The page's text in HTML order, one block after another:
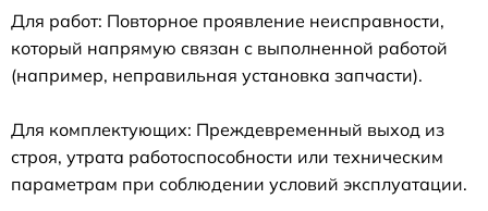
Для работ: Повторное проявление неисправности,
который напрямую связан с выполненной работой
(например, неправильная установка запчасти).
Для комплектующих: Преждевременный выход из
строя, утрата работоспособности или техническим
параметрам при соблюдении условий эксплуатации.